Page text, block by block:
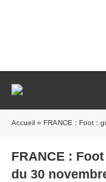
Accueil » FRANCE : Foot :
FRANCE :
du 30